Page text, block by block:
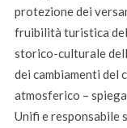
protezione dei
fruibilità turistica
storico-culturale
dei cambiamenti del
atmosferico –
Unifi e responsabile